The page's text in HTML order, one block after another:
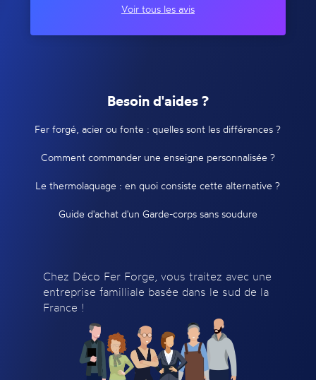
Voir tous les avis
Besoin d'aides ?
Fer forgé, acier ou fonte : quelles sont les différences ?
Comment commander une enseigne personnalisée ?
Le thermolaquage : en quoi consiste cette alternative ?
Guide d'achat d'un Garde-corps sans soudure
Chez Déco Fer Forge, vous traitez avec une
entreprise familliale basée dans le sud de la
France !